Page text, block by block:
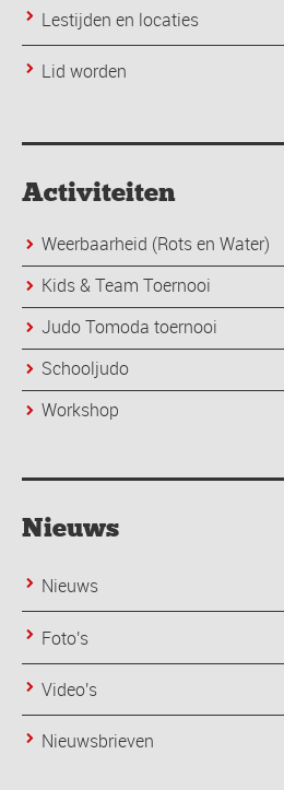
Lestijden en locaties
Lid worden
Activiteiten
Weerbaarheid (Rots en Water)
Kids & Team Toernooi
Judo Tomoda toernooi
Schooljudo
Workshop
Nieuws
Nieuws
Foto's
Video's
Nieuwsbrieven